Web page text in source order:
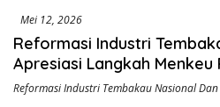
Mei 12, 2026
Reformasi Industri
Apresiasi Langkah
KEK Madura
Reformasi Industri Tembakau Nasional